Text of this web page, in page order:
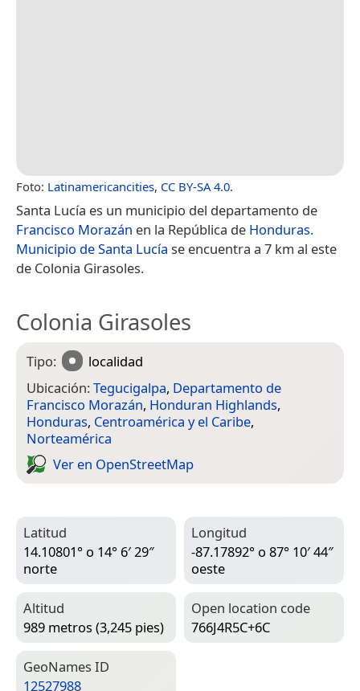
Foto: Latinamericancities, CC BY-SA 4.0.
Santa Lucía es un municipio del departamento de
Francisco Morazán en la República de Honduras.
Municipio de Santa Lucía se encuentra a 7 km al este
de Colonia Girasoles.
Colonia Girasoles
Tipo:
localidad
Ubicación:Tegucigalpa, Departamento de
Francisco Morazán, Honduran Highlands,
Honduras, Centroamérica y el Caribe,
Norteamérica
Ver en Open­Street­Map
Latitud
14.10801° o 14° 6′ 29″
norte
Longitud
-87.17892° o 87° 10′ 44″
oeste
Altitud
989 metros (3,245 pies)
Open location code
766J4R5C+6C
Geo­Names ID
12527988